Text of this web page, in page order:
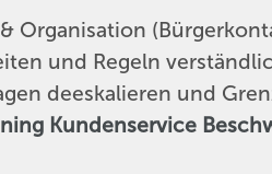
Organisation
und Regeln
deeskalieren und
Kundenservice